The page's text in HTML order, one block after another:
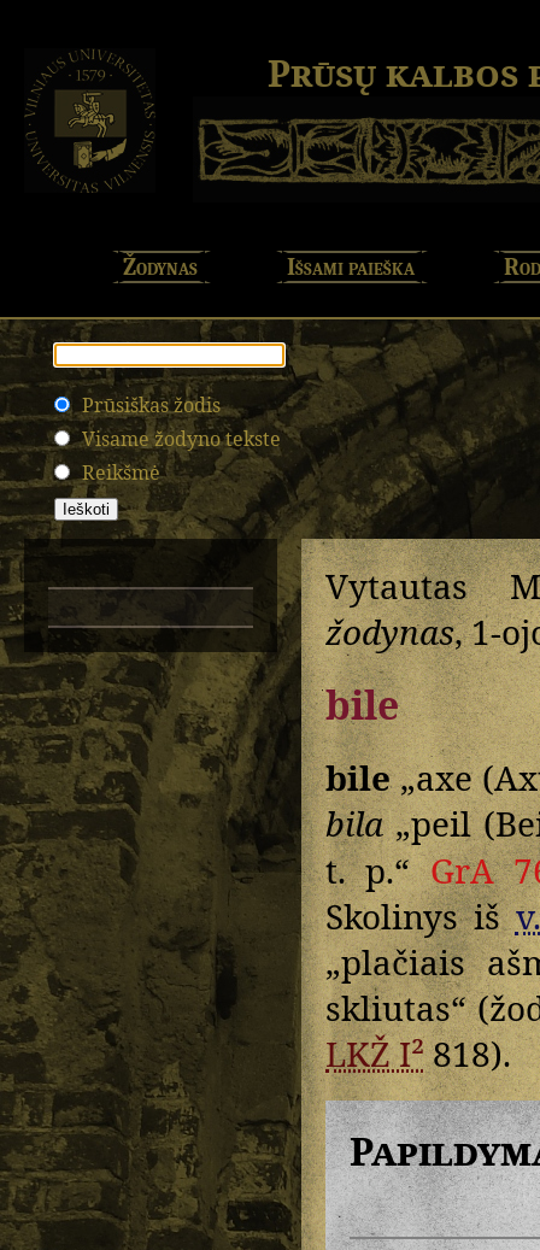
Prūsų kalbos
Žodynas Išsami paieška
Prūsiškas žodis
Visame žodyno tekste
Reikšmė
Vytautas
žodynas, 1-
bile
bile„axe
bila„peil
t. p.“GrA
Skolinys iš
„plačiais
skliutas“
LKŽ I²818).